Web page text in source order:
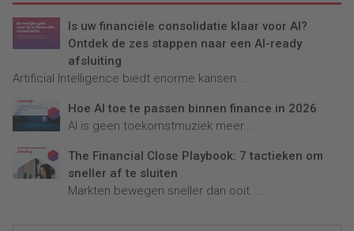
Is uw financiële consolidatie klaar voor AI?
Ontdek de zes stappen naar een AI-ready
afsluiting
Artificial Intelligence biedt enorme kansen...
Hoe AI toe te passen binnen finance in 2026
AI is geen toekomstmuziek meer...
The Financial Close Playbook: 7 tactieken om
sneller af te sluiten
Markten bewegen sneller dan ooit....